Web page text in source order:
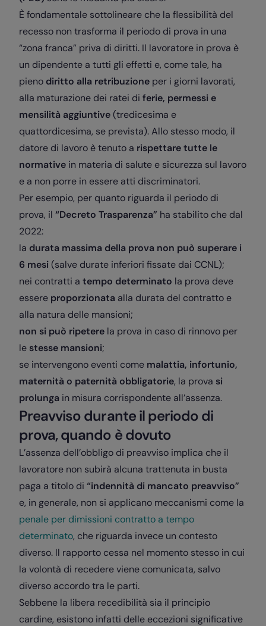
È fondamentale sottolineare che la flessibilità del
recesso non trasforma il periodo di prova in una
“zona franca” priva di diritti. Il lavoratore in prova è
un dipendente a tutti gli effetti e, come tale, ha
pieno diritto alla retribuzione per i giorni lavorati,
alla maturazione dei ratei di ferie, permessi e
mensilità aggiuntive (tredicesima e
quattordicesima, se prevista). Allo stesso modo, il
datore di lavoro è tenuto a rispettare tutte le
normative in materia di salute e sicurezza sul lavoro
e a non porre in essere atti discriminatori.
Per esempio, per quanto riguarda il periodo di
prova, il “Decreto Trasparenza” ha stabilito che dal
2022:
la durata massima della prova non può superare i
6 mesi (salve durate inferiori fissate dai CCNL);
nei contratti a tempo determinato la prova deve
essere proporzionata alla durata del contratto e
alla natura delle mansioni;
non si può ripetere la prova in caso di rinnovo per
le stesse mansioni;
se intervengono eventi come malattia, infortunio,
maternità o paternità obbligatorie, la prova si
prolunga in misura corrispondente all’assenza.
Preavviso durante il periodo di
prova, quando è dovuto
L’assenza dell’obbligo di preavviso implica che il
lavoratore non subirà alcuna trattenuta in busta
paga a titolo di “indennità di mancato preavviso”
e, in generale, non si applicano meccanismi come la
penale per dimissioni contratto a tempo
determinato, che riguarda invece un contesto
diverso. Il rapporto cessa nel momento stesso in cui
la volontà di recedere viene comunicata, salvo
diverso accordo tra le parti.
Sebbene la libera recedibilità sia il principio
cardine, esistono infatti delle eccezioni significative